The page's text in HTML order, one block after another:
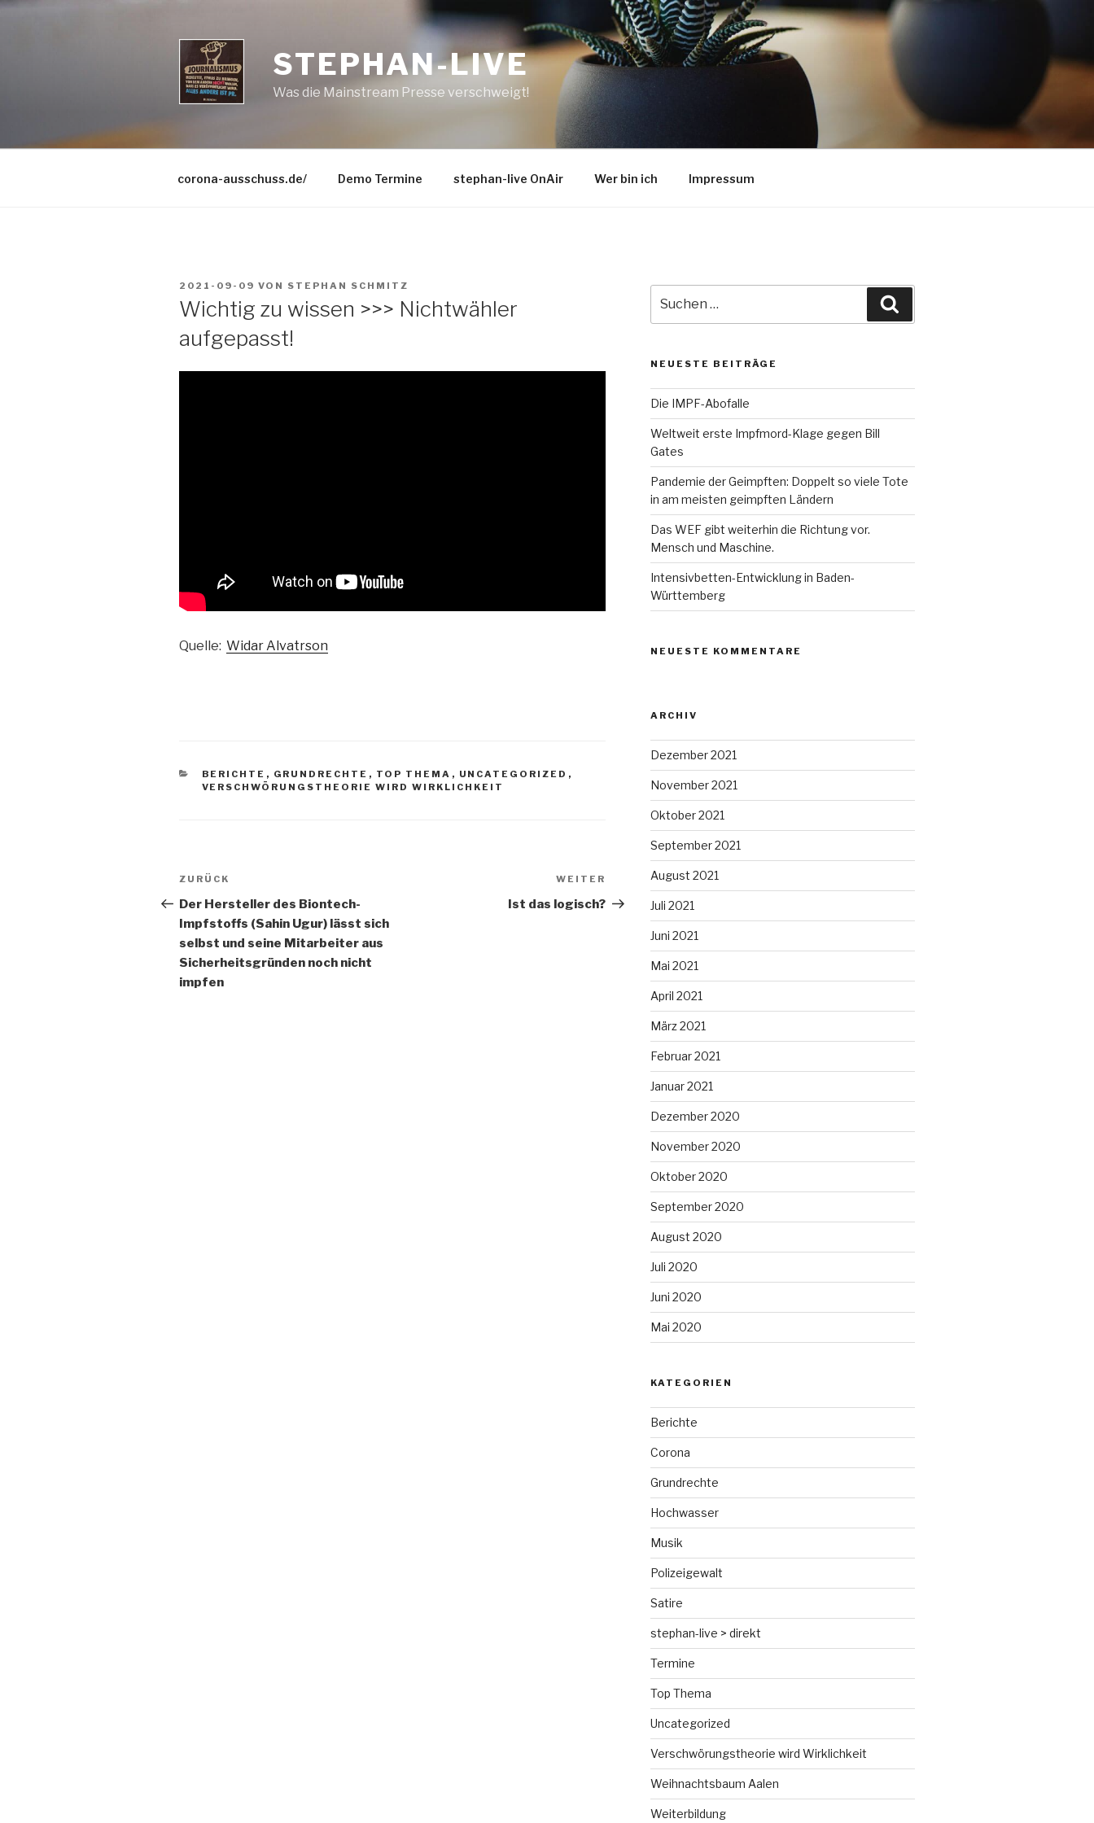
Zum
STEPHAN-LIVE
Was die Mainstream Presse verschweigt!
corona-ausschuss.de/ Demo Termine stephan-live OnAir Wer bin ich Impressum
VERÖFFENTLICHT
2021-09-09 VON STEPHAN SCHMITZ
Wichtig zu wissen >>> Nichtwähler
aufgepasst!
Quelle: Widar Alvatrson
KATEGORIEN
BERICHTE , GRUNDRECHTE , TOP THEMA , UNCATEGORIZED ,
VERSCHWÖRUNGSTHEORIE WIRD WIRKLICHKEIT
Beitragsnavigation
Vorheriger
Beitrag
ZURÜCK
Der Hersteller des Biontech-
Impfstoffs (Sahin Ugur) lässt sich
selbst und seine Mitarbeiter aus
Sicherheitsgründen noch nicht
impfen
Nächster
Beitrag
WEITER
Ist das logisch?
nach:
NEUESTE BEITRÄGE
Die IMPF-Abofalle
Weltweit erste Impfmord-Klage gegen Bill
Gates
Pandemie der Geimpften: Doppelt so viele Tote
in am meisten geimpften Ländern
Das WEF gibt weiterhin die Richtung vor.
Mensch und Maschine.
Intensivbetten-Entwicklung in Baden-
Württemberg
NEUESTE KOMMENTARE
ARCHIV
Dezember 2021
November 2021
Oktober 2021
September 2021
August 2021
Juli 2021
Juni 2021
Mai 2021
April 2021
März 2021
Februar 2021
Januar 2021
Dezember 2020
November 2020
Oktober 2020
September 2020
August 2020
Juli 2020
Juni 2020
Mai 2020
KATEGORIEN
Berichte
Corona
Grundrechte
Hochwasser
Musik
Polizeigewalt
Satire
stephan-live > direkt
Termine
Top Thema
Uncategorized
Verschwörungstheorie wird Wirklichkeit
Weihnachtsbaum Aalen
Weiterbildung